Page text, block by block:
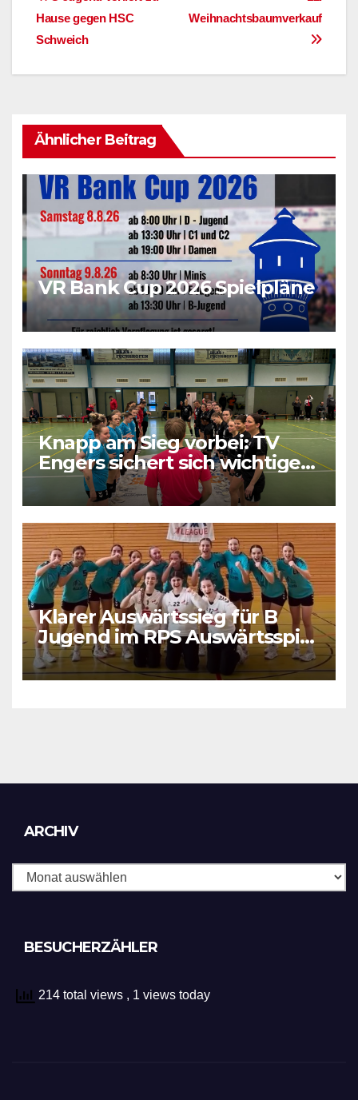
Weihnachtsbaumverkauf
Hause gegen HSC
Schweich
Ähnlicher Beitrag
VR Bank Cup 2026 Spielpläne
Knapp am Sieg vorbei: TV
Engers sichert sich wichtigen
Punkt
Klarer Auswärtssieg für B
Jugend im RPS Auswärtsspiel
in Luxenburg
ARCHIV
BESUCHERZÄHLER
214 total views , 1 views today